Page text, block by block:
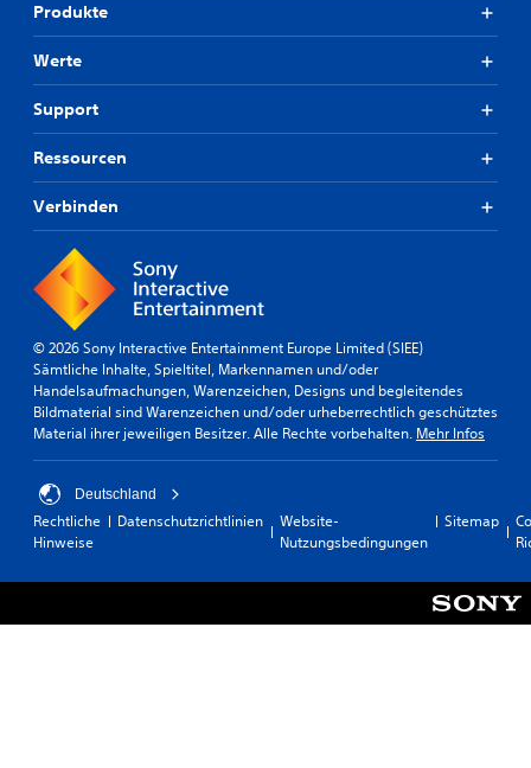
Produkte
Werte
Support
Ressourcen
Verbinden
© 2026 Sony Interactive Entertainment Europe Limited (SIEE)
Sämtliche Inhalte, Spieltitel, Markennamen und/oder
Handelsaufmachungen, Warenzeichen, Designs und begleitendes
Bildmaterial sind Warenzeichen und/oder urheberrechtlich geschütztes
Material ihrer jeweiligen Besitzer. Alle Rechte vorbehalten. Mehr Infos
Deutschland
Rechtliche
Hinweise
Datenschutzrichtlinien
Website-
Nutzungsbedingungen
Sitemap